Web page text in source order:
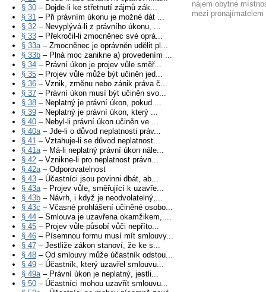
§ 30 – Dojde-li ke střetnutí zájmů zák...
§ 31 – Při právním úkonu je možné dát ...
§ 32 – Nevyplývá-li z právního úkonu, ...
§ 33 – Překročil-li zmocněnec své oprá...
§ 33a– Zmocněnec je oprávněn udělit pl...
§ 33b – Plná moc zanikne a) provedením ...
§ 34 – Právní úkon je projev vůle směř...
§ 35 – Projev vůle může být učiněn jed...
§ 36 – Vznik, změnu nebo zánik práva č...
§ 37 – Právní úkon musí být učiněn svo...
§ 38 – Neplatný je právní úkon, pokud ...
§ 39 – Neplatný je právní úkon, který ...
§ 40 – Nebyl-li právní úkon učiněn ve ...
§ 40a– Jde-li o důvod neplatnosti práv...
§ 41 – Vztahuje-li se důvod neplatnost...
§ 41a– Má-li neplatný právní úkon nále...
§ 42 – Vznikne-li pro neplatnost právn...
§ 42a– Odporovatelnost
§ 43 – Účastníci jsou povinni dbát, ab...
§ 43a– Projev vůle, směřující k uzavře...
§ 43b – Návrh, i když je neodvolatelný,...
§ 43c – Včasné prohlášení učiněné osobo...
§ 44 – Smlouva je uzavřena okamžikem, ...
§ 45 – Projev vůle působí vůči nepříto...
§ 46 – Písemnou formu musí mít smlouvy...
§ 47 – Jestliže zákon stanoví, že ke s...
§ 48 – Od smlouvy může účastník odstou...
§ 49 – Účastník, který uzavřel smlouvu...
§ 49a– Právní úkon je neplatný, jestli...
§ 50 – Účastníci mohou uzavřít smlouvu...
nájem obytné
mezi pronajímatelem